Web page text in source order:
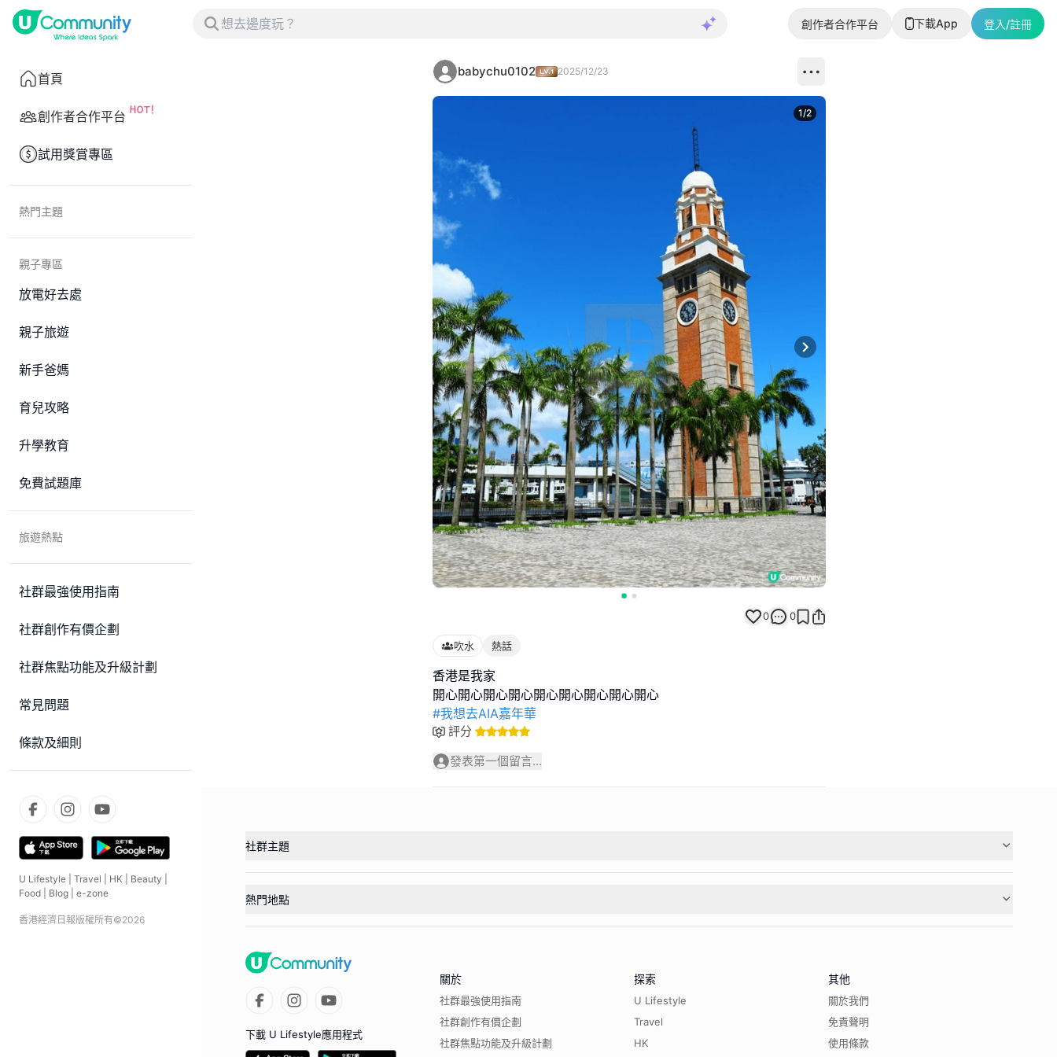
創作者合作平台 下載App 登入/註冊
首頁
創作者合作平台
試用獎賞專區
熱門主題
親子專區
放電好去處
親子旅遊
新手爸媽
育兒攻略
升學教育
免費試題庫
旅遊熱點
社群最強使用指南
社群創作有價企劃
社群焦點功能及升級計劃
常見問題
條款及細則
U Lifestyle Travel HK Beauty
Food
Blog e-zone
香港經濟日報版權所有©2026
babychu0102 2025/12/23
Next slide
1/2
0 0
吹水 熱話
香港是我家
#我想去AIA嘉年華
評分
發表第一個留言...
社群主題
熱門地點
下載 U Lifestyle應用程式
關於
社群最強使用指南
社群創作有價企劃
社群焦點功能及升級計劃
探索
U Lifestyle
Travel
HK
其他
關於我們
免責聲明
使用條款